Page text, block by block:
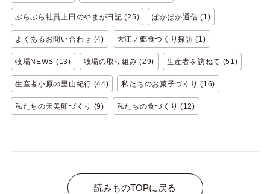
ぶらぶら社員上田のやまが日記 (25) ぽかぽか通信 (1)
よくあるお問い合わせ (4) 大江ノ郷食づくり探訪 (1)
牧場NEWS (13) 牧場の取り組み (29) 生産者を訪ねて (51)
生産者小原の里山紀行 (44) 私たちのお菓子づくり (16)
私たちの天美卵づくり (9) 私たちの食づくり (12)
読みものTOPに戻る